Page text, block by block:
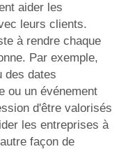
aider les
leurs clients.
à rendre chaque
Par exemple,
des dates
ou un événement
d'être valorisés
les entreprises à
façon de